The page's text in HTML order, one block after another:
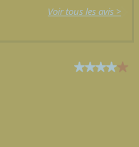
Voir tous les avis >